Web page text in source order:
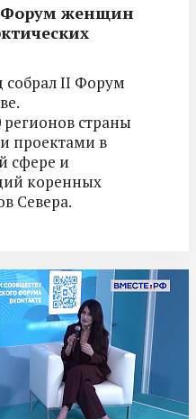
Форум женщин
собрал II Форум
страны
проектами в
сфере и
коренных
Севера.